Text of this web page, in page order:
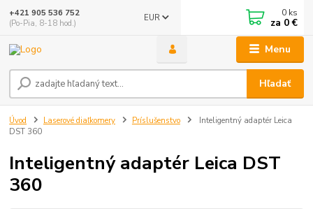
Menu
EUR
Hľadať
+421 905 536 752
(Po-Pia, 8-18 hod.)
0 ks
za 0 €
Úvod Laserové diaľkomery Príslušenstvo
Inteligentný adaptér Leica
DST 360
Inteligentný adaptér Leica DST
360